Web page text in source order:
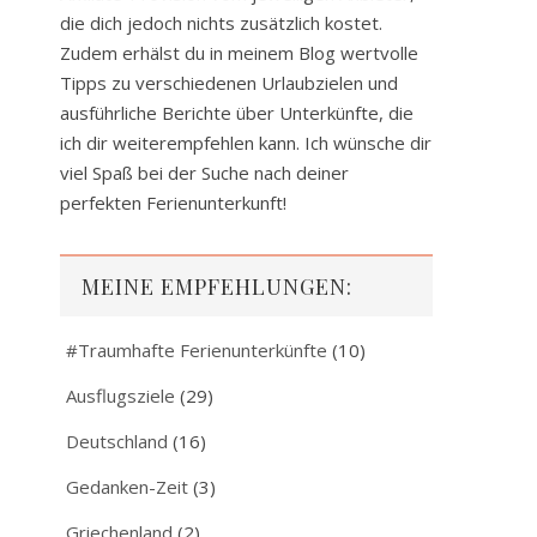
die dich jedoch nichts zusätzlich kostet.
Zudem erhälst du in meinem Blog wertvolle
Tipps zu verschiedenen Urlaubzielen und
ausführliche Berichte über Unterkünfte, die
ich dir weiterempfehlen kann. Ich wünsche dir
viel Spaß bei der Suche nach deiner
perfekten Ferienunterkunft!
MEINE EMPFEHLUNGEN:
#Traumhafte Ferienunterkünfte (10)
Ausflugsziele (29)
Deutschland (16)
Gedanken-Zeit (3)
Griechenland (2)